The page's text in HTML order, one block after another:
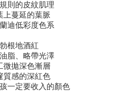
則的皮紋肌理
上蔓延的葉脈
迪低彩度色系
根地酒紅
脂、略帶光澤
微拋深色漸層
質感的深紅色
一定要收入的顏色